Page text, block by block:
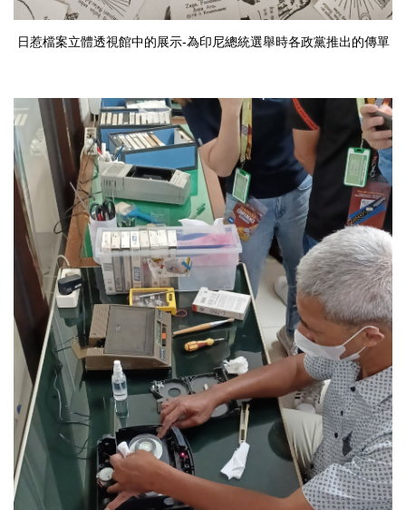
日惹檔案立體透視館中的展示-為印尼總統選舉時各政黨推出的傳單